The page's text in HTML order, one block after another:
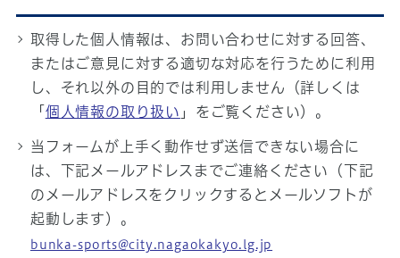
取得した個人情報は、お問い合わせに対する回答、
またはご意見に対する適切な対応を行うために利用
し、それ以外の目的では利用しません（詳しくは
「 個人情報の取り扱い 」をご覧ください）。
当フォームが上手く動作せず送信できない場合に
は、下記メールアドレスまでご連絡ください（下記
のメールアドレスをクリックするとメールソフトが
起動します）。
bunka-sports@city.nagaokakyo.lg.jp